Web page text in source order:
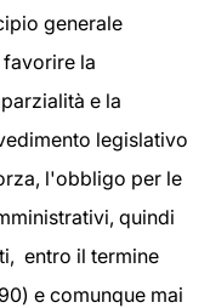
generale
la
e la
legislativo
l'obbligo per le
quindi
entro il termine
e comunque mai